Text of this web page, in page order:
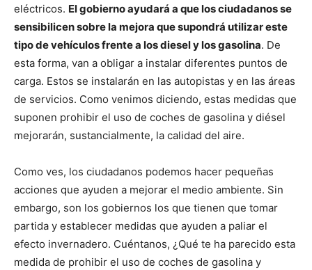
eléctricos. El gobierno ayudará a que los ciudadanos se
sensibilicen sobre la mejora que supondrá utilizar este
tipo de vehículos frente a los diesel y los gasolina. De
esta forma, van a obligar a instalar diferentes puntos de
carga. Estos se instalarán en las autopistas y en las áreas
de servicios. Como venimos diciendo, estas medidas que
suponen prohibir el uso de coches de gasolina y diésel
mejorarán, sustancialmente, la calidad del aire.
Como ves, los ciudadanos podemos hacer pequeñas
acciones que ayuden a mejorar el medio ambiente. Sin
embargo, son los gobiernos los que tienen que tomar
partida y establecer medidas que ayuden a paliar el
efecto invernadero. Cuéntanos, ¿Qué te ha parecido esta
medida de prohibir el uso de coches de gasolina y